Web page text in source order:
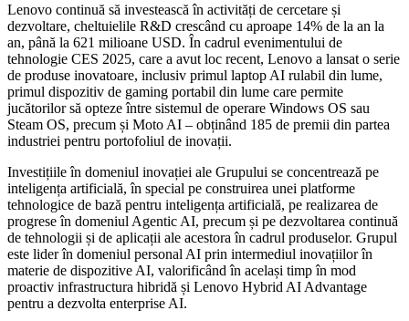
Lenovo continuă să investească în activități de cercetare și
dezvoltare, cheltuielile R&D crescând cu aproape 14% de la an la
an, până la 621 milioane USD. În cadrul evenimentului de
tehnologie CES 2025, care a avut loc recent, Lenovo a lansat o serie
de produse inovatoare, inclusiv primul laptop AI rulabil din lume,
primul dispozitiv de gaming portabil din lume care permite
jucătorilor să opteze între sistemul de operare Windows OS sau
Steam OS, precum și Moto AI – obținând 185 de premii din partea
industriei pentru portofoliul de inovații.
Investițiile în domeniul inovației ale Grupului se concentrează pe
inteligența artificială, în special pe construirea unei platforme
tehnologice de bază pentru inteligența artificială, pe realizarea de
progrese în domeniul Agentic AI, precum și pe dezvoltarea continuă
de tehnologii și de aplicații ale acestora în cadrul produselor. Grupul
este lider în domeniul personal AI prin intermediul inovațiilor în
materie de dispozitive AI, valorificând în același timp în mod
proactiv infrastructura hibridă și Lenovo Hybrid AI Advantage
pentru a dezvolta enterprise AI.